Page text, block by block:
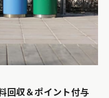
回収＆ポイント付与